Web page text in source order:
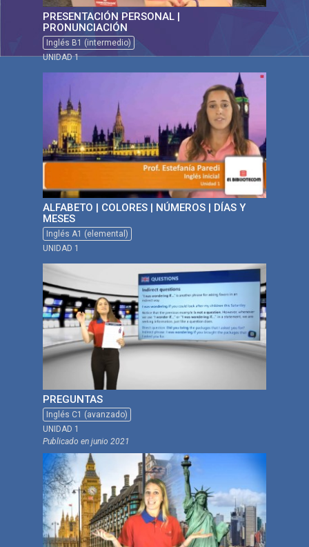
PRESENTACIÓN PERSONAL |
PRONUNCIACIÓN
Inglés B1 (intermedio)
UNIDAD 1
ALFABETO | COLORES | NÚMEROS | DÍAS Y
MESES
Inglés A1 (elemental)
UNIDAD 1
PREGUNTAS
Inglés C1 (avanzado)
UNIDAD 1
Publicado enjunio 2021